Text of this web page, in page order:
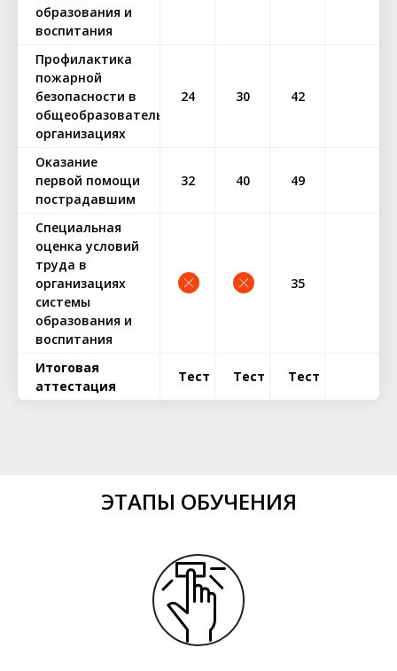
образования и
воспитания
Профилактика
пожарной
безопасности в
общеобразовательных
организациях
24 30 42
Оказание
первой помощи
пострадавшим
32 40 49
Специальная
оценка условий
труда в
организациях
системы
образования и
воспитания
35
Итоговая
аттестация
Тест Тест Тест
ЭТАПЫ ОБУЧЕНИЯ